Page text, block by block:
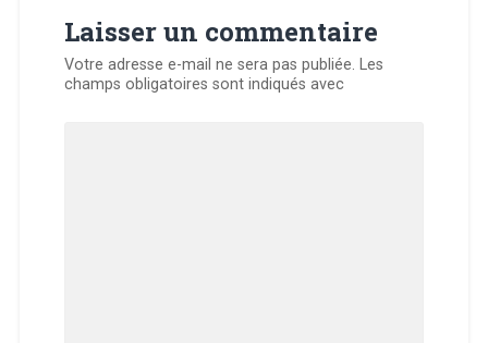
Laisser un commentaire
Votre adresse e-mail ne sera pas publiée. Les
champs obligatoires sont indiqués avec